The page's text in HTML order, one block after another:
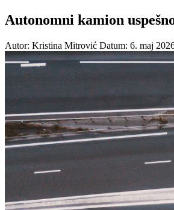
Autonomni kamion
Autor: Kristina Mitrović Datum: 6. maj